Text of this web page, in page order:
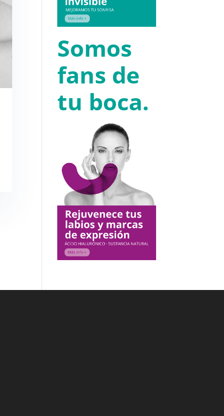
Somos
fans de
tu boca.